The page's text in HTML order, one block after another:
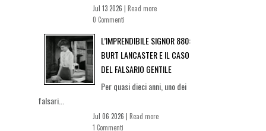
Jul 13 2026 | Read more
0 Commenti
L’IMPRENDIBILE SIGNOR 880:
BURT LANCASTER E IL CASO
DEL FALSARIO GENTILE
Per quasi dieci anni, uno dei
falsari...
Jul 06 2026 | Read more
1 Commenti